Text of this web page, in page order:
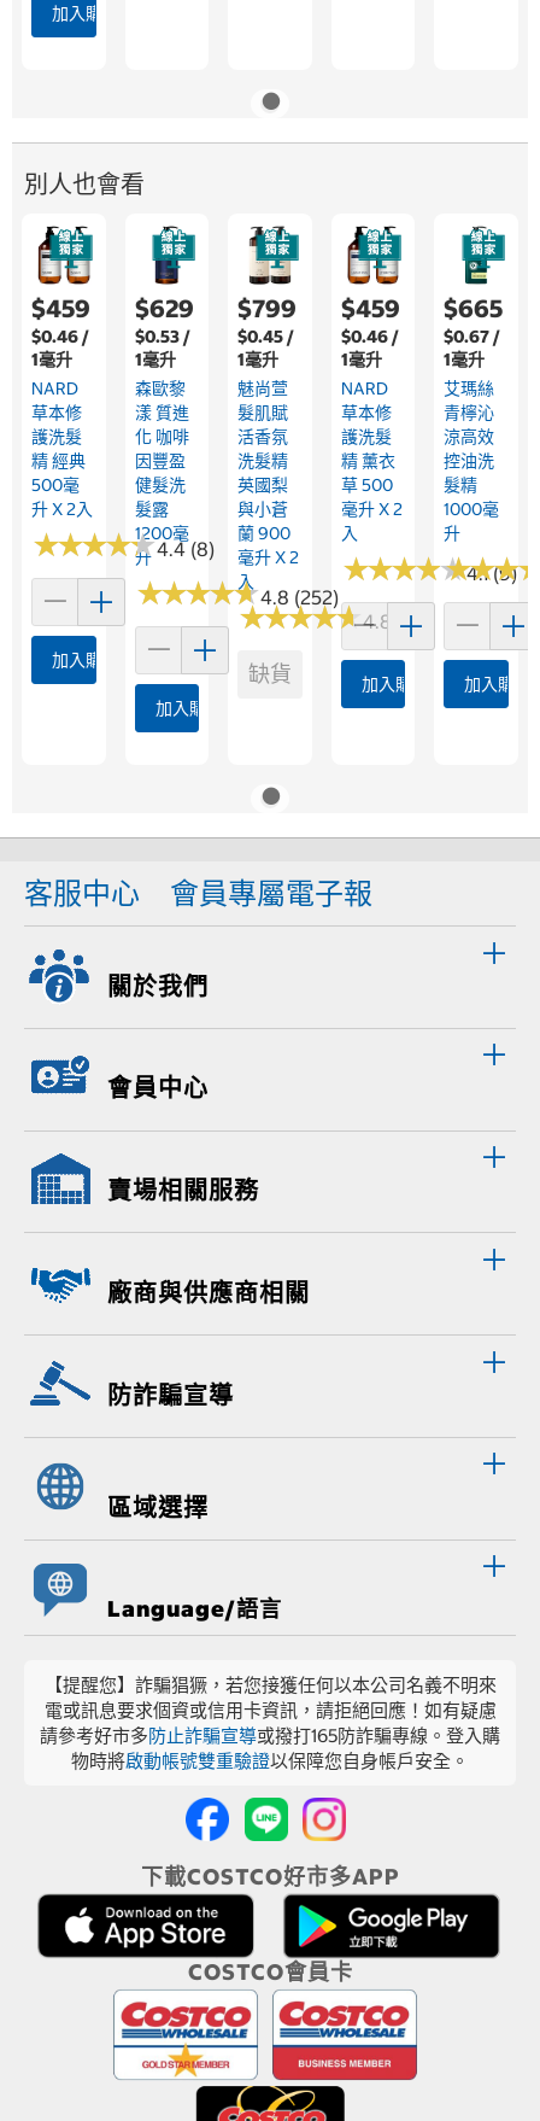
加入購物車
別人也會看
$459
$0.46 /
1毫升
NARD
草本修
護洗髮
精 經典
500毫
升 X 2入
★★★★★
★★★★★4.4 (8)
加入購物車
$629
$0.53 /
1毫升
森歐黎
漾 質進
化 咖啡
因豐盈
健髮洗
髮露
1200毫
升
★★★★★
★★★★★4.8 (252)
加入購物車
$799
$0.45 /
1毫升
魅尚萱
髮肌賦
活香氛
洗髮精
英國梨
與小蒼
蘭 900
毫升 X 2
入
★★★★★
★★★★★4.8 (5)
缺貨
$459
$0.46 /
1毫升
NARD
草本修
護洗髮
精 薰衣
草 500
毫升 X 2
入
★★★★★
★★★★★4.1 (9)
加入購物車
$665
$0.67 /
1毫升
艾瑪絲
青檸沁
涼高效
控油洗
髮精
1000毫
升
★★★
★★★
加入購物
客服中心 會員專屬電子報
關於我們
會員中心
賣場相關服務
廠商與供應商相關
防詐騙宣導
區域選擇
Language/語言
【提醒您】詐騙猖獗，若您接獲任何以本公司名義不明來
電或訊息要求個資或信用卡資訊，請拒絕回應！如有疑慮
請參考好市多防止詐騙宣導或撥打165防詐騙專線。登入購
物時將啟動帳號雙重驗證以保障您自身帳戶安全。
下載COSTCO好市多APP
COSTCO會員卡